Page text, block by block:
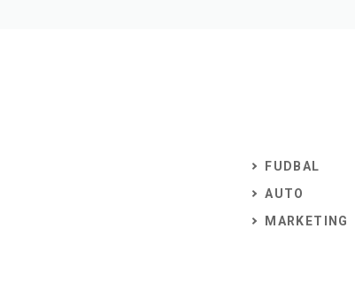
FUDBAL
AUTO
MARKETING